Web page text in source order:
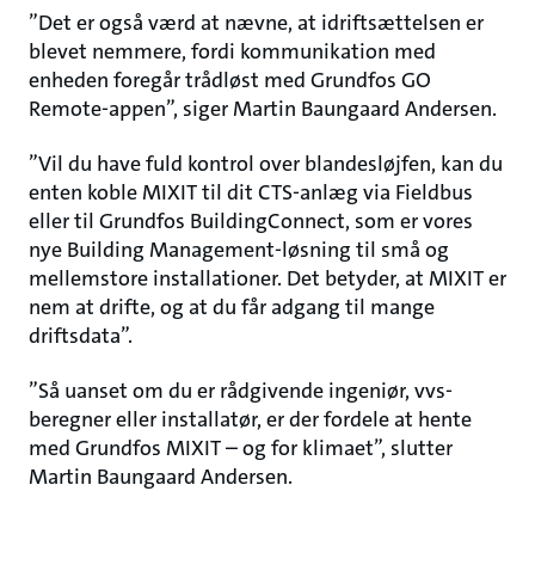
”Det er også værd at nævne, at idriftsættelsen er
blevet nemmere, fordi kommunikation med
enheden foregår trådløst med Grundfos GO
Remote-appen”, siger Martin Baungaard Andersen.
”Vil du have fuld kontrol over blandesløjfen, kan du
enten koble MIXIT til dit CTS-anlæg via Fieldbus
eller til Grundfos BuildingConnect, som er vores
nye Building Management-løsning til små og
mellemstore installationer. Det betyder, at MIXIT er
nem at drifte, og at du får adgang til mange
driftsdata”.
”Så uanset om du er rådgivende ingeniør, vvs-
beregner eller installatør, er der fordele at hente
med Grundfos MIXIT – og for klimaet”, slutter
Martin Baungaard Andersen.